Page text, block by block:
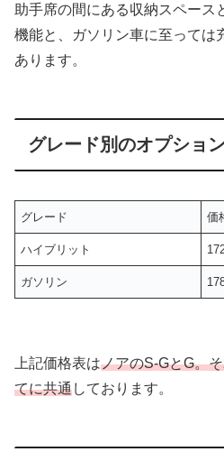
助手席の間にある収納スペース
機能と、ガソリン車に至っては
あります。
グレード別のオプショ
グレード 価
ハイブリット
ガソリン
上記価格表はノアのS-GとG。
てに共通しております。